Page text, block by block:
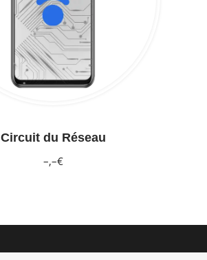
Circuit du Réseau
–,–€